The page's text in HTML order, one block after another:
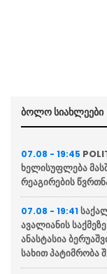
ბოლო სიახლეები
07.08 - 19:45
ხელისუფლება
რეაგირების
07.08 - 19:41
ავალიანის
ანასტასია
სახით პატიმრობა